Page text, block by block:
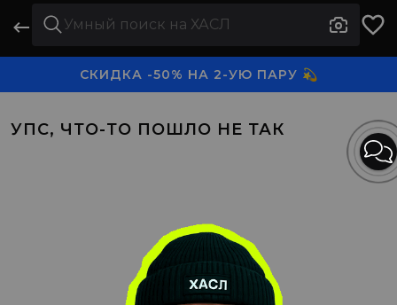
СКИДКА -50% НА 2-УЮ ПАРУ 💫
УПС, ЧТО-ТО ПОШЛО НЕ ТАК